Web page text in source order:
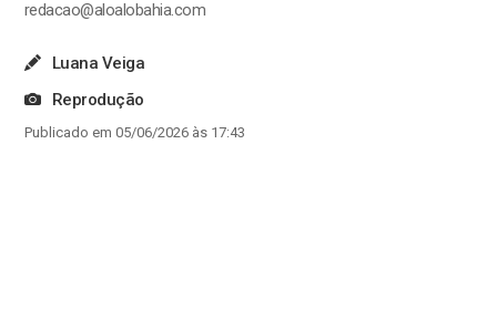
redacao@aloalobahia.com
Luana Veiga
Reprodução
Publicado em 05/06/2026 às 17:43